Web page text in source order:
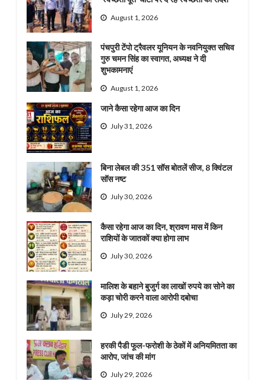
August 1, 2026
पंचपुरी टेंपो ट्रैवलर यूनियन के नवनियुक्त सचिव
गुरु चमन सिंह का स्वागत, अध्यक्ष ने दी
शुभकामनाएं
August 1, 2026
जाने कैसा रहेगा आज का दिन
July 31, 2026
बिना लेबल की 351 सॉस बोतलें सीज, 8 क्विंटल
सॉस नष्ट
July 30, 2026
कैसा रहेगा आज का दिन, श्रावण मास में किन
राशियों के जातकों क्या होगा लाभ
July 30, 2026
मालिश के बहाने बुजुर्ग का लाखों रुपये का सोने का
कड़ा चोरी करने वाला आरोपी दबोचा
July 29, 2026
हरकी पैडी फूल-फरोशी के ठेकों में अनियमितता का
आरोप, जांच की मांग
July 29, 2026